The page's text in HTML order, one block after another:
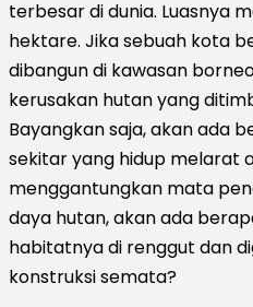
terbesar di dunia. Luasnya
hektare. Jika sebuah kota
dibangun di kawasan
kerusakan hutan yang
Bayangkan saja, akan ada
sekitar yang hidup melarat
menggantungkan mata
daya hutan, akan ada
habitatnya di renggut dan
konstruksi semata?